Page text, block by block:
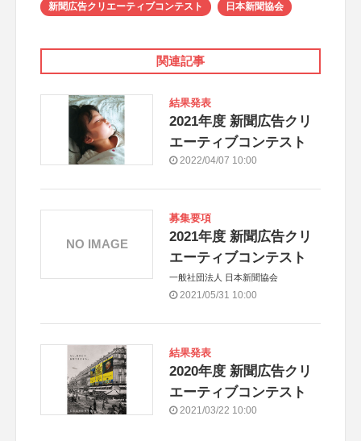
新聞広告クリエーティブコンテスト 日本新聞協会
関連記事
結果発表
2021年度 新聞広告クリ
エーティブコンテスト
2022/04/07 10:00
募集要項
2021年度 新聞広告クリ
エーティブコンテスト
一般社団法人 日本新聞協会
2021/05/31 10:00
NO IMAGE
結果発表
2020年度 新聞広告クリ
エーティブコンテスト
2021/03/22 10:00